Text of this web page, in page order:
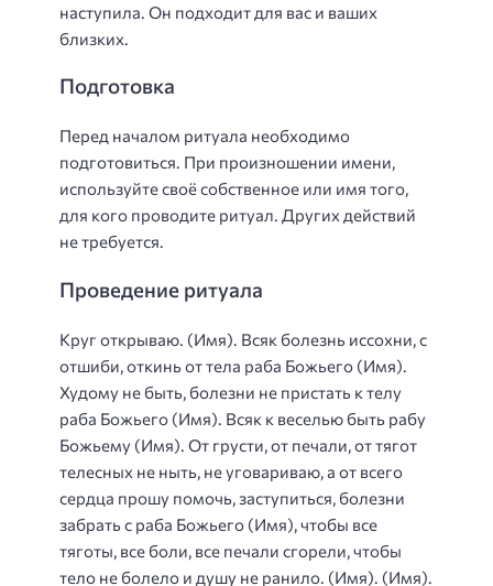
наступила. Он подходит для вас и ваших
близких.
Подготовка
Перед началом ритуала необходимо
подготовиться. При произношении имени,
используйте своё собственное или имя того,
для кого проводите ритуал. Других действий
не требуется.
Проведение ритуала
Круг открываю. (Имя). Всяк болезнь иссохни, с
отшиби, откинь от тела раба Божьего (Имя).
Худому не быть, болезни не пристать к телу
раба Божьего (Имя). Всяк к веселью быть рабу
Божьему (Имя). От грусти, от печали, от тягот
телесных не ныть, не уговариваю, а от всего
сердца прошу помочь, заступиться, болезни
забрать с раба Божьего (Имя), чтобы все
тяготы, все боли, все печали сгорели, чтобы
тело не болело и душу не ранило. (Имя). (Имя).